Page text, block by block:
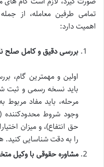
تمامی طرفین معامله، از
اهمیت دارد:
بررسی دقیق و کامل صلح
اولین و مهمترین گام،
باید نسخه رسمی و ثبت
مرحله، باید مفاد
وجود شروط
حق انتفاع)، و میزان
را به دقت شناسایی کنید.
مشاوره حقوقی با وکیل